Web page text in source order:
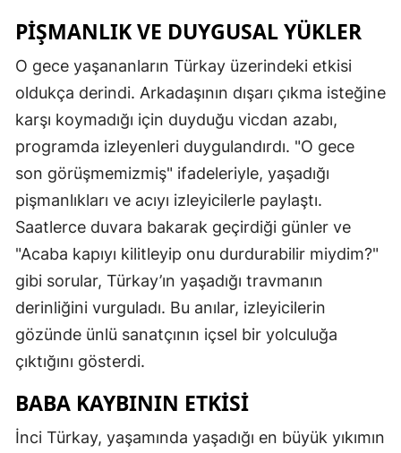
PIŞMANLIK VE DUYGUSAL YÜKLER
O gece yaşananların Türkay üzerindeki etkisi
oldukça derindi. Arkadaşının dışarı çıkma isteğine
karşı koymadığı için duyduğu vicdan azabı,
programda izleyenleri duygulandırdı. "O gece
son görüşmemizmiş" ifadeleriyle, yaşadığı
pişmanlıkları ve acıyı izleyicilerle paylaştı.
Saatlerce duvara bakarak geçirdiği günler ve
"Acaba kapıyı kilitleyip onu durdurabilir miydim?"
gibi sorular, Türkay’ın yaşadığı travmanın
derinliğini vurguladı. Bu anılar, izleyicilerin
gözünde ünlü sanatçının içsel bir yolculuğa
çıktığını gösterdi.
BABA KAYBININ ETKISI
İnci Türkay, yaşamında yaşadığı en büyük yıkımın